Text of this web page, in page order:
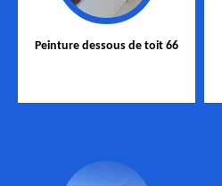
Peinture dessous de toit 66